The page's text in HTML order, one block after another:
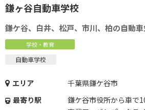
鎌ヶ谷自動車学校
鎌ケ谷、白井、松戸、市川、柏の自動
学校・教育
自動車学校
エリア
千葉県鎌ケ谷市
最寄り駅
鎌ケ谷市役所から車で